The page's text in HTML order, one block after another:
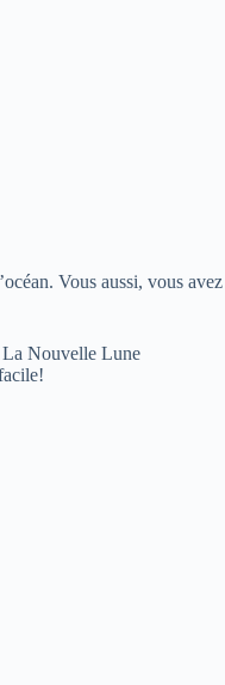
Vous aussi, vous avez
La Nouvelle Lune